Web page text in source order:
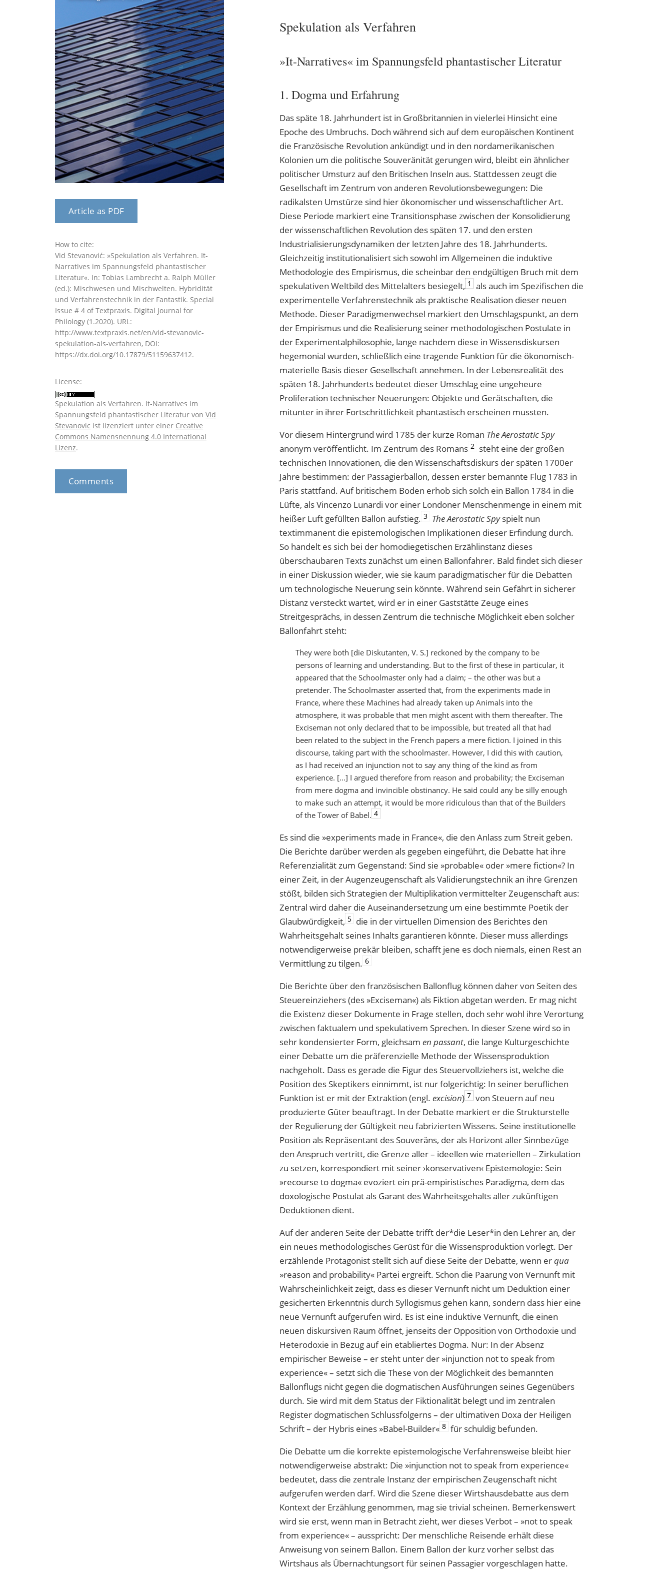
Spekulation als Verfahren
»It-Narratives« im Spannungsfeld phantastischer Literatur
1. Dogma und Erfahrung
Das späte 18. Jahrhundert ist in Großbritannien in vielerlei Hinsicht eine
Epoche des Umbruchs. Doch während sich auf dem europäischen Kontinent
die Französische Revolution ankündigt und in den nordamerikanischen
Kolonien um die politische Souveränität gerungen wird, bleibt ein ähnlicher
politischer Umsturz auf den Britischen Inseln aus. Stattdessen zeugt die
Gesellschaft im Zentrum von anderen Revolutionsbewegungen: Die
radikalsten Umstürze sind hier ökonomischer und wissenschaftlicher Art.
Diese Periode markiert eine Transitionsphase zwischen der Konsolidierung
der wissenschaftlichen Revolution des späten 17. und den ersten
Industrialisierungsdynamiken der letzten Jahre des 18. Jahrhunderts.
Gleichzeitig institutionalisiert sich sowohl im Allgemeinen die induktive
Methodologie des Empirismus, die scheinbar den endgültigen Bruch mit dem
spekulativen Weltbild des Mittelalters besiegelt, 1
als auch im Spezifischen die
experimentelle Verfahrenstechnik als praktische Realisation dieser neuen
Methode. Dieser Paradigmenwechsel markiert den Umschlagspunkt, an dem
der Empirismus und die Realisierung seiner methodologischen Postulate in
der Experimentalphilosophie, lange nachdem diese in Wissensdiskursen
hegemonial wurden, schließlich eine tragende Funktion für die ökonomisch-
materielle Basis dieser Gesellschaft annehmen. In der Lebensrealität des
späten 18. Jahrhunderts bedeutet dieser Umschlag eine ungeheure
Proliferation technischer Neuerungen: Objekte und Gerätschaften, die
mitunter in ihrer Fortschrittlichkeit phantastisch erscheinen mussten.
Vor diesem Hintergrund wird 1785 der kurze Roman The Aerostatic Spy
anonym veröffentlicht. Im Zentrum des Romans 2 steht eine der großen
technischen Innovationen, die den Wissenschaftsdiskurs der späten 1700er
Jahre bestimmen: der Passagierballon, dessen erster bemannte Flug 1783 in
Paris stattfand. Auf britischem Boden erhob sich solch ein Ballon 1784 in die
Lüfte, als Vincenzo Lunardi vor einer Londoner Menschenmenge in einem mit
heißer Luft gefüllten Ballon aufstieg. 3 The Aerostatic Spyspielt nun
textimmanent die epistemologischen Implikationen dieser Erfindung durch.
So handelt es sich bei der homodiegetischen Erzählinstanz dieses
überschaubaren Texts zunächst um einen Ballonfahrer. Bald findet sich dieser
in einer Diskussion wieder, wie sie kaum paradigmatischer für die Debatten
um technologische Neuerung sein könnte. Während sein Gefährt in sicherer
Distanz versteckt wartet, wird er in einer Gaststätte Zeuge eines
Streitgesprächs, in dessen Zentrum die technische Möglichkeit eben solcher
Ballonfahrt steht:
They were both [die Diskutanten, V. S.] reckoned by the company to be
persons of learning and understanding. But to the first of these in particular, it
appeared that the Schoolmaster only had a claim; – the other was but a
pretender. The Schoolmaster asserted that, from the experiments made in
France, where these Machines had already taken up Animals into the
atmosphere, it was probable that men might ascent with them thereafter. The
Exciseman not only declared that to be impossible, but treated all that had
been related to the subject in the French papers a mere fiction. I joined in this
discourse, taking part with the schoolmaster. However, I did this with caution,
as I had received an injunction not to say any thing of the kind as from
experience. [...] I argued therefore from reason and probability; the Exciseman
from mere dogma and invincible obstinancy. He said could any be silly enough
to make such an attempt, it would be more ridiculous than that of the Builders
of the Tower of Babel. 4
Es sind die »experiments made in France«, die den Anlass zum Streit geben.
Die Berichte darüber werden als gegeben eingeführt, die Debatte hat ihre
Referenzialität zum Gegenstand: Sind sie »probable« oder »mere fiction«? In
einer Zeit, in der Augenzeugenschaft als Validierungstechnik an ihre Grenzen
stößt, bilden sich Strategien der Multiplikation vermittelter Zeugenschaft aus:
Zentral wird daher die Auseinandersetzung um eine bestimmte Poetik der
Glaubwürdigkeit, 5 die in der virtuellen Dimension des Berichtes den
Wahrheitsgehalt seines Inhalts garantieren könnte. Dieser muss allerdings
notwendigerweise prekär bleiben, schafft jene es doch niemals, einen Rest an
Vermittlung zu tilgen. 6
Die Berichte über den französischen Ballonflug können daher von Seiten des
Steuereinziehers (des »Exciseman«) als Fiktion abgetan werden. Er mag nicht
die Existenz dieser Dokumente in Frage stellen, doch sehr wohl ihre Verortung
zwischen faktualem und spekulativem Sprechen. In dieser Szene wird so in
sehr kondensierter Form, gleichsamen passant, die lange Kulturgeschichte
einer Debatte um die präferenzielle Methode der Wissensproduktion
nachgeholt. Dass es gerade die Figur des Steuervollziehers ist, welche die
Position des Skeptikers einnimmt, ist nur folgerichtig: In seiner beruflichen
Funktion ist er mit der Extraktion (engl.excision) 7 von Steuern auf neu
produzierte Güter beauftragt. In der Debatte markiert er die Strukturstelle
der Regulierung der Gültigkeit neu fabrizierten Wissens. Seine institutionelle
Position als Repräsentant des Souveräns, der als Horizont aller Sinnbezüge
den Anspruch vertritt, die Grenze aller – ideellen wie materiellen – Zirkulation
zu setzen, korrespondiert mit seiner ›konservativen‹ Epistemologie: Sein
»recourse to dogma« evoziert ein prä-empiristisches Paradigma, dem das
doxologische Postulat als Garant des Wahrheitsgehalts aller zukünftigen
Deduktionen dient.
Auf der anderen Seite der Debatte trifft der*die Leser*in den Lehrer an, der
ein neues methodologisches Gerüst für die Wissensproduktion vorlegt. Der
erzählende Protagonist stellt sich auf diese Seite der Debatte, wenn erqua
»reason and probability« Partei ergreift. Schon die Paarung von Vernunft mit
Wahrscheinlichkeit zeigt, dass es dieser Vernunft nicht um Deduktion einer
gesicherten Erkenntnis durch Syllogismus ­gehen kann, sondern dass hier eine
neue Vernunft aufgerufen wird. Es ist eine induktive Vernunft, die einen
neuen diskursiven Raum öffnet, jenseits der Opposition von Orthodoxie und
Heterodoxie in Bezug auf ein etabliertes Dogma. Nur: In der Absenz
empirischer Beweise – er steht unter der »injunction not to speak from
experience« – setzt sich die These von der Möglichkeit des bemannten
Ballonflugs nicht gegen die dogmatischen Ausführungen seines Gegenübers
durch. Sie wird mit dem Status der Fiktionalität belegt und im zentralen
Register dogmatischen Schlussfolgerns – der ultimativen Doxa der Heiligen
Schrift – der Hybris eines »Babel-Builder« 8 für schuldig befunden.
Die Debatte um die korrekte epistemologische Verfahrensweise bleibt hier
notwendigerweise abstrakt: Die »injunction not to speak from experience«
bedeutet, dass die zentrale Instanz der empirischen Zeugenschaft nicht
aufgerufen werden darf. Wird die Szene dieser Wirtshausdebatte aus dem
Kontext der Erzählung genommen, mag sie trivial scheinen. Bemerkenswert
wird sie erst, wenn man in Betracht zieht, wer dieses Verbot – «not to speak
from experience»– ausspricht: Der menschliche Reisende erhält diese
Anweisung von seinem Ballon. Einem Ballon der kurz vorher selbst das
Wirtshaus als Übernachtungsort für seinen Passagier vorgeschlagen hatte.
Article as PDF
How to cite:
Vid Stevanović: »Spekulation als Verfahren. It-
Narratives im Spannungsfeld phantastischer
Literatur«. In: Tobias Lambrecht a. Ralph Müller
(ed.): Mischwesen und Mischwelten. Hybridität
und Verfahrenstechnik in der Fantastik. Special
Issue # 4 of Textpraxis. Digital Journal for
Philology (1.2020). URL:
http://www.textpraxis.net/en/vid-stevanovic-
spekulation-als-verfahren, DOI:
https://dx.doi.org/10.17879/51159637412.
License:
Spekulation als Verfahren. It-Narratives im
Spannungsfeld phantastischer Literatur von Vid
Stevanovic ist lizenziert unter einer Creative
Commons Namensnennung 4.0 International
Lizenz.
Comments